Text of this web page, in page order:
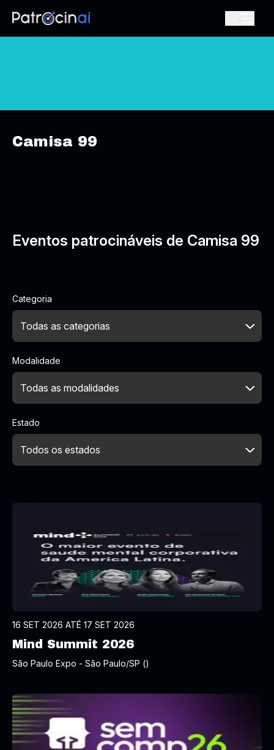
Camisa 99
Eventos patrocináveis de Camisa 99
Categoria
Modalidade
Estado
16 SET 2026 ATÉ 17 SET 2026
Mind Summit 2026
São Paulo Expo - São Paulo/SP ()